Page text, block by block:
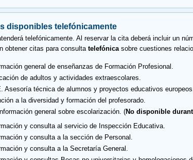
disponibles telefónicamente
telefónicamente. Al reservar la cita deberá incluir un
obtener citas para consultatelefónicasobre cuestiones
general de enseñanzas de Formación Profesional.
de adultos y actividades extraescolares.
Asesoría técnica de alumnos y proyectos educativos
a la diversidad y formación del profesorado.
Información general sobre escolarización. (No disponible
y consulta al servicio de Inspección Educativa.
y consulta a la sección de Personal.
y consulta a la Secretaría General.